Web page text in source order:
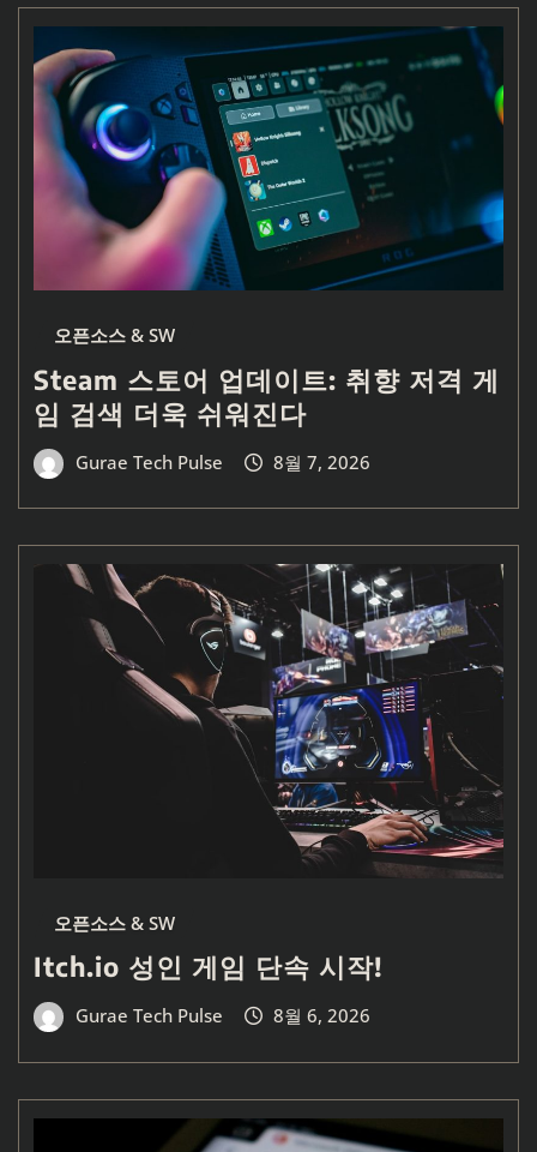
오픈소스 & SW
Steam 스토어 업데이트: 취향 저격 게
임 검색 더욱 쉬워진다
Gurae Tech Pulse 8월 7, 2026
오픈소스 & SW
Itch.io 성인 게임 단속 시작!
Gurae Tech Pulse 8월 6, 2026